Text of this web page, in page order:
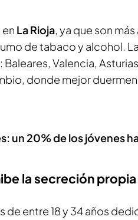
La Rioja, ya que son
de tabaco y alcohol.
Valencia,
donde mejor duermen
un 20% de los jóvenes
la secreción
de entre 18 y 34 años